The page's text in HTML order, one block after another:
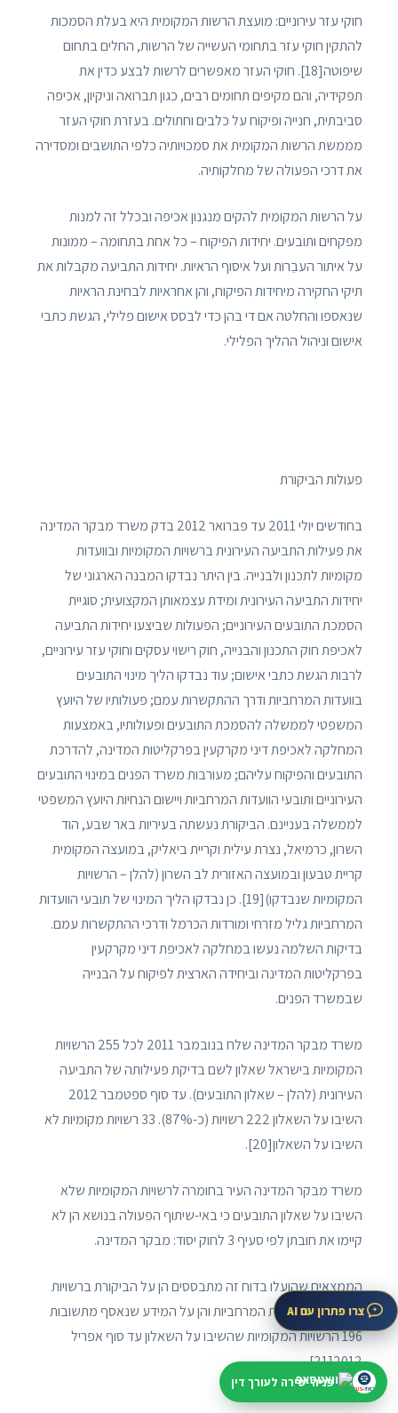
חוקי עזר עירוניים: מועצת הרשות המקומית היא בעלת הסמכות
להתקין חוקי עזר בתחומי העשייה של הרשות, החלים בתחום
שיפוטה[18]. חוקי העזר מאפשרים לרשות לבצע כדין את
תפקידיה, והם מקיפים תחומים רבים, כגון תברואה וניקיון, אכיפה
סביבתית, חנייה ופיקוח על כלבים וחתולים. בעזרת חוקי העזר
מממשת הרשות המקומית את סמכויותיה כלפי התושבים ומסדירה
את דרכי הפעולה של מחלקותיה.
על הרשות המקומית להקים מנגנון אכיפה ובכלל זה למנות
מפקחים ותובעים. יחידות הפיקוח – כל אחת בתחומה – ממונות
על איתור העבֵרות ועל איסוף הראיות. יחידות התביעה מקבלות את
תיקי החקירה מיחידות הפיקוח, והן אחראיות לבחינת הראיות
שנאספו והחלטה אם די בהן כדי לבסס אישום פלילי, הגשת כתבי
אישום וניהול ההליך הפלילי.
פעולות הביקורת
בחודשים יולי 2011 עד פברואר 2012 בדק משרד מבקר המדינה
את פעילות התביעה העירונית ברשויות המקומיות ובוועדות
מקומיות לתכנון ולבנייה. בין היתר נבדקו המבנה הארגוני של
יחידות התביעה העירונית ומידת עצמאותן המקצועית; סוגיית
הסמכת התובעים העירוניים; הפעולות שביצעו יחידות התביעה
לאכיפת חוק התכנון והבנייה, חוק רישוי עסקים וחוקי עזר עירוניים,
לרבות הגשת כתבי אישום; עוד נבדקו הליך מינוי התובעים
בוועדות המרחביות ודרך ההתקשרות עמם; פעולותיו של היועץ
המשפטי לממשלה להסמכת התובעים ופעולותיו, באמצעות
המחלקה לאכיפת דיני מקרקעין בפרקליטות המדינה, להדרכת
התובעים והפיקוח עליהם; מעורבות משרד הפנים במינוי התובעים
העירוניים ותובעי הוועדות המרחביות ויישום הנחיות היועץ המשפטי
לממשלה בעניינם. הביקורת נעשתה בעיריות באר שבע, הוד
השרון, כרמיאל, נצרת עילית וקריית ביאליק, במועצה המקומית
קריית טבעון ובמועצה האזורית לב השרון (להלן – הרשויות
המקומיות שנבדקו)[19]. כן נבדקו הליך המינוי של תובעי הוועדות
המרחביות גליל מזרחי ומורדות הכרמל ודרכי ההתקשרות עמם.
בדיקות השלמה נעשו במחלקה לאכיפת דיני מקרקעין
בפרקליטות המדינה וביחידה הארצית לפיקוח על הבנייה
שבמשרד הפנים.
משרד מבקר המדינה שלח בנובמבר 2011 לכל 255 הרשויות
המקומיות בישראל שאלון לשם בדיקת פעילותה של התביעה
העירונית (להלן – שאלון התובעים). עד סוף ספטמבר 2012
השיבו על השאלון 222 רשויות (כ-87%). 33 רשויות מקומיות לא
השיבו על השאלון[20].
משרד מבקר המדינה העיר בחומרה לרשויות המקומיות שלא
השיבו על שאלון התובעים כי באי-שיתוף הפעולה בנושא הן לא
קיימו את חובתן לפי סעיף 3 לחוק יסוד: מבקר המדינה.
הממצאים שהועלו בדוח זה מתבססים הן על הביקורת ברשויות
המקומיות ובוועדות המרחביות והן על המידע שנאסף מתשובות
196 הרשויות המקומיות שהשיבו על השאלון עד סוף אפריל
2012[21].
צרו פתרון עם AI
פניה ישירה לעורך דין